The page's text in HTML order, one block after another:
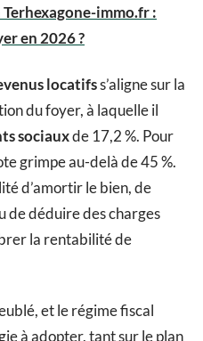
immo.fr :
en 2026 ?
locatifss’aligne sur la
du foyer, à laquelle il
sociauxde 17,2 %. Pour
grimpe au-delà de 45 %.
d’amortir le bien, de
de déduire des charges
la rentabilité de
et le régime fiscal
à adopter, tant sur le plan